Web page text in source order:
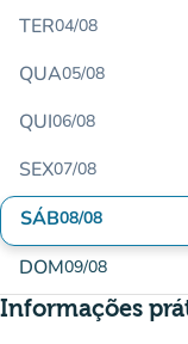
TER04/08
QUA05/08
QUI06/08
SEX07/08
SÁB08/08
DOM09/08
Informações